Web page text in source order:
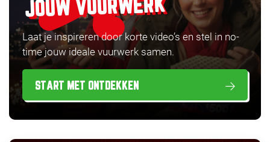
JOUW VUURWERK
Laat je inspireren door korte video’s en stel in no-
time jouw ideale vuurwerk samen.
START MET ONTDEKKEN